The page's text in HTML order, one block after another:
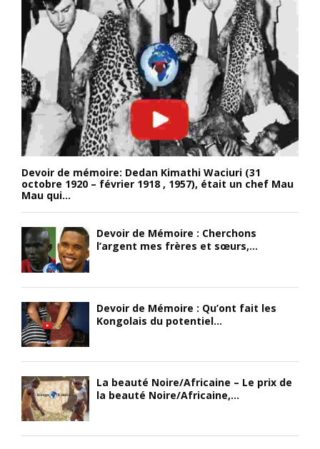
Devoir de mémoire: Dedan Kimathi Waciuri (31
octobre 1920 – février 1918 , 1957), était un chef Mau
Mau qui...
Devoir de Mémoire : Cherchons
l’argent mes frères et sœurs,...
Devoir de Mémoire : Qu’ont fait les
Kongolais du potentiel...
La beauté Noire/Africaine – Le prix de
la beauté Noire/Africaine,...